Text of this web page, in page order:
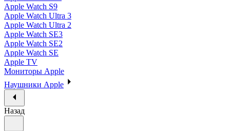
Apple Watch S9
Apple Watch Ultra 3
Apple Watch Ultra 2
Apple Watch SE3
Apple Watch SE2
Apple Watch SE
Apple TV
Мониторы Apple
Наушники Apple
Назад